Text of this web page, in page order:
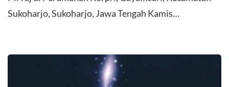
Sukoharjo, Sukoharjo, Jawa Tengah Kamis…